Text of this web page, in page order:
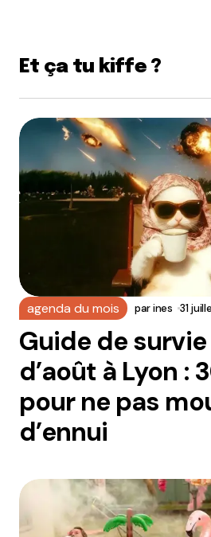
Et ça tu kiffe ?
agenda du mois parines 31
Guide de
d’août à Lyon :
pour ne pas
d’ennui